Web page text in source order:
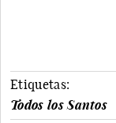
Etiquetas:
Todos los Santos